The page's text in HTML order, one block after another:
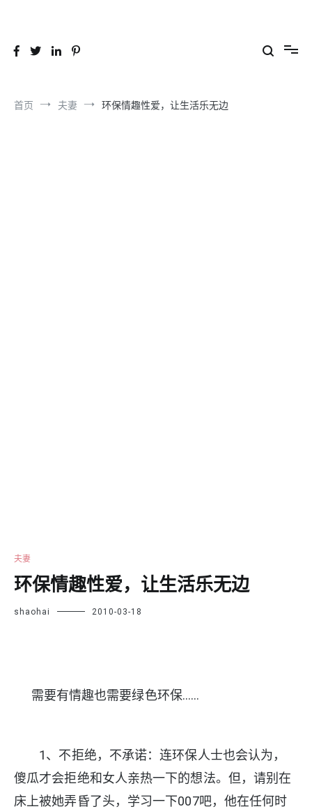
首页 夫妻 环保情趣性爱，让生活乐无边
夫妻
环保情趣性爱，让生活乐无边
shaohai 2010-03-18
需要有情趣也需要绿色环保......
1、不拒绝，不承诺：连环保人士也会认为，
傻瓜才会拒绝和女人亲热一下的想法。但，请别在
床上被她弄昏了头，学习一下007吧，他在任何时